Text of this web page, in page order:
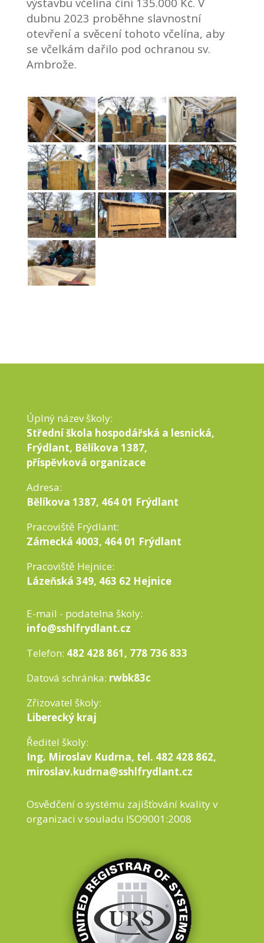
dubnu 2023 proběhne slavnostní
otevření a svěcení tohoto včelína, aby
se včelkám dařilo pod ochranou sv.
Ambrože.
Úplný název školy:
Střední škola hospodářská a lesnická,
Frýdlant, Bělíkova 1387,
příspěvková organizace
Adresa:
Bělíkova 1387, 464 01 Frýdlant
Pracoviště Frýdlant:
Zámecká 4003, 464 01 Frýdlant
Pracoviště Hejnice:
Lázeňská 349, 463 62 Hejnice
E-mail - podatelna školy:
info@sshlfrydlant.cz
Telefon: 482 428 861, 778 736 833
Datová schránka: rwbk83c
Zřizovatel školy:
Liberecký kraj
Ředitel školy:
Ing. Miroslav Kudrna, tel. 482 428 862,
miroslav.kudrna@sshlfrydlant.cz
Osvědčení o systému zajišťování kvality v
organizaci v souladu ISO9001:2008